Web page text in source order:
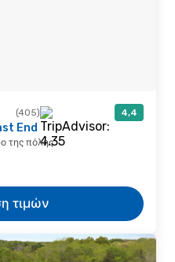
(405) 4,4
End
της πόλης
τιμών